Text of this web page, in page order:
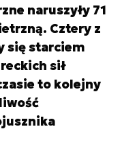
naruszyły 71
Cztery z
się starciem
sił
to kolejny